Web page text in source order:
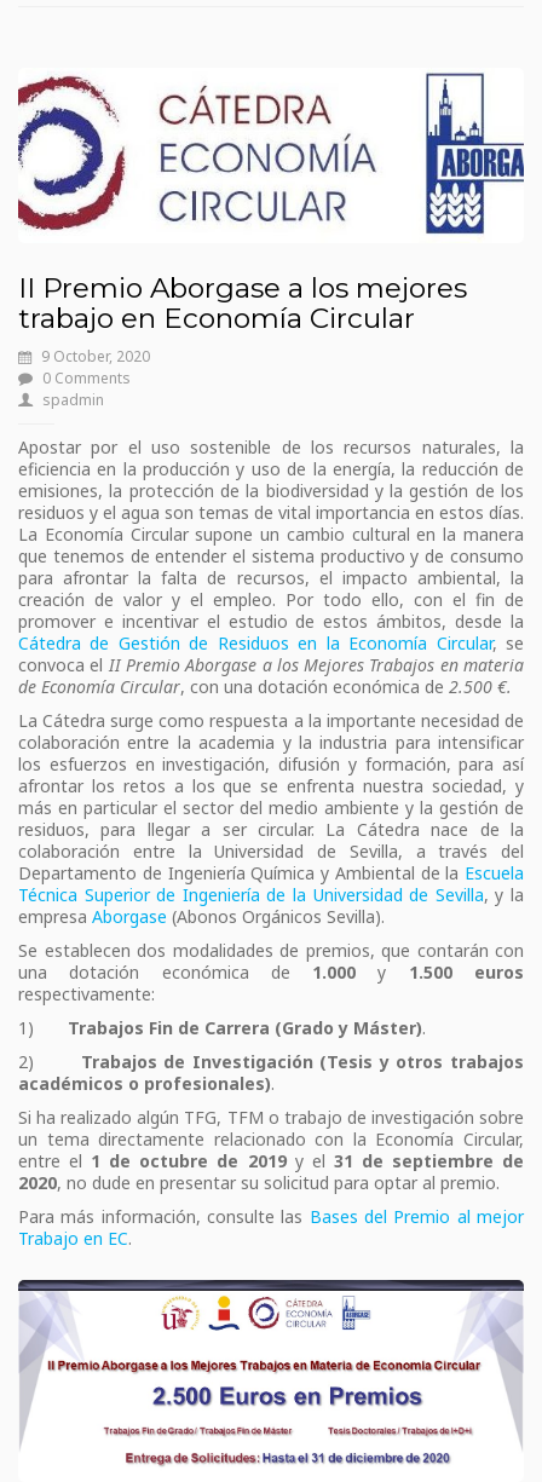
II Premio Aborgase a los mejores
trabajo en Economía Circular
9 October, 2020
0 Comments
spadmin
Apostar por el uso sostenible de los recursos naturales, la
eficiencia en la producción y uso de la energía, la reducción de
emisiones, la protección de la biodiversidad y la gestión de los
residuos y el agua son temas de vital importancia en estos días.
La Economía Circular supone un cambio cultural en la manera
que tenemos de entender el sistema productivo y de consumo
para afrontar la falta de recursos, el impacto ambiental, la
creación de valor y el empleo. Por todo ello, con el fin de
promover e incentivar el estudio de estos ámbitos, desde la
Cátedra de Gestión de Residuos en la Economía Circular, se
convoca el II Premio Aborgase a los Mejores Trabajos en materia
de Economía Circular, con una dotación económica de 2.500 €.
La Cátedra surge como respuesta a la importante necesidad de
colaboración entre la academia y la industria para intensificar
los esfuerzos en investigación, difusión y formación, para así
afrontar los retos a los que se enfrenta nuestra sociedad, y
más en particular el sector del medio ambiente y la gestión de
residuos, para llegar a ser circular. La Cátedra nace de la
colaboración entre la Universidad de Sevilla, a través del
Departamento de Ingeniería Química y Ambiental de la Escuela
Técnica Superior de Ingeniería de la Universidad de Sevilla, y la
empresa Aborgase (Abonos Orgánicos Sevilla).
Se establecen dos modalidades de premios, que contarán con
una dotación económica de 1.000 y 1.500 euros
respectivamente:
1) Trabajos Fin de Carrera (Grado y Máster).
2) Trabajos de Investigación (Tesis y otros trabajos
académicos o profesionales).
Si ha realizado algún TFG, TFM o trabajo de investigación sobre
un tema directamente relacionado con la Economía Circular,
entre el 1 de octubre de 2019 y el 31 de septiembre de
2020, no dude en presentar su solicitud para optar al premio.
Para más información, consulte las Bases del Premio al mejor
Trabajo en EC.